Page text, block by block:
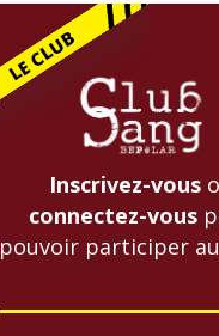
Inscrivez-vous
connectez-vous
pouvoir participer